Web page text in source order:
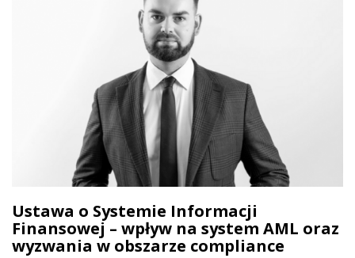
Ustawa o Systemie Informacji
Finansowej – wpływ na system AML oraz
wyzwania w obszarze compliance